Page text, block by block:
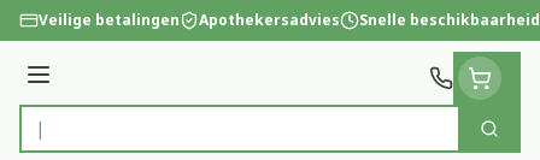
Ga naar de inhoud
Veilige betalingen Apothekersadvies Snelle beschikbaarheid
Menu
Product, merk, categorie...
Zoek